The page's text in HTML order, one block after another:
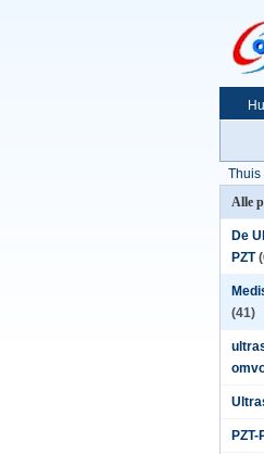
Thuis
Alle
De
PZT
(41)